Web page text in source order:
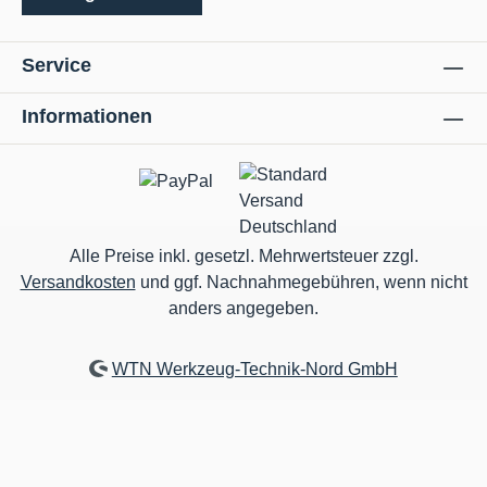
Service
Informationen
Alle Preise inkl. gesetzl. Mehrwertsteuer zzgl.
Versandkosten und ggf. Nachnahmegebühren, wenn nicht
anders angegeben.
WTN Werkzeug-Technik-Nord GmbH